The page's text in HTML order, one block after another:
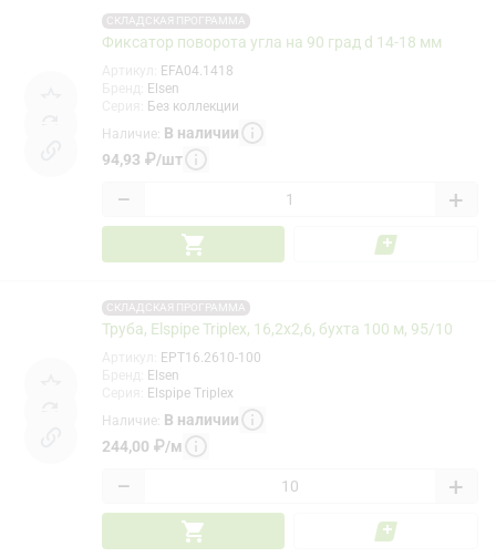
СКЛАДСКАЯ ПРОГРАММА
Фиксатор поворота угла на 90 град d 14-18 мм
EFA04.1418
Elsen
Без коллекции
Наличие: В наличии
94,93 ₽/шт
− +
СКЛАДСКАЯ ПРОГРАММА
Труба, Elspipe Triplex, 16,2x2,6, бухта 100 м, 95/10
EPT16.2610-100
Elsen
Elspipe Triplex
Наличие: В наличии
244,00 ₽/м
− +